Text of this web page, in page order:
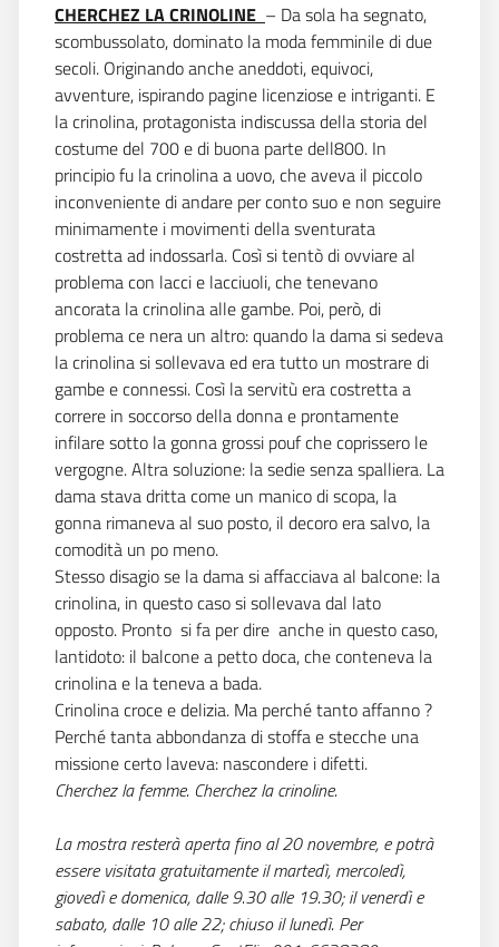
CHERCHEZ LA CRINOLINE – Da sola ha segnato,
scombussolato, dominato la moda femminile di due
secoli. Originando anche aneddoti, equivoci,
avventure, ispirando pagine licenziose e intriganti. E
la crinolina, protagonista indiscussa della storia del
costume del 700 e di buona parte dell800. In
principio fu la crinolina a uovo, che aveva il piccolo
inconveniente di andare per conto suo e non seguire
minimamente i movimenti della sventurata
costretta ad indossarla. Così si tentò di ovviare al
problema con lacci e lacciuoli, che tenevano
ancorata la crinolina alle gambe. Poi, però, di
problema ce nera un altro: quando la dama si sedeva
la crinolina si sollevava ed era tutto un mostrare di
gambe e connessi. Così la servitù era costretta a
correre in soccorso della donna e prontamente
infilare sotto la gonna grossi pouf che coprissero le
vergogne. Altra soluzione: la sedie senza spalliera. La
dama stava dritta come un manico di scopa, la
gonna rimaneva al suo posto, il decoro era salvo, la
comodità un po meno.
Stesso disagio se la dama si affacciava al balcone: la
crinolina, in questo caso si sollevava dal lato
opposto. Pronto  si fa per dire  anche in questo caso,
lantidoto: il balcone a petto doca, che conteneva la
crinolina e la teneva a bada.
Crinolina croce e delizia. Ma perché tanto affanno ?
Perché tanta abbondanza di stoffa e stecche una
missione certo laveva: nascondere i difetti.
Cherchez la femme. Cherchez la crinoline.
La mostra resterà aperta fino al 20 novembre, e potrà
essere visitata gratuitamente il martedì, mercoledì,
giovedì e domenica, dalle 9.30 alle 19.30; il venerdì e
sabato, dalle 10 alle 22; chiuso il lunedì. Per